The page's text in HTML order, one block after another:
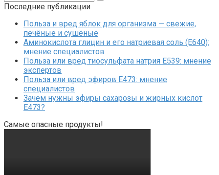
Последние публикации
Польза и вред яблок для организма — свежие,
печёные и сушёные
Аминокислота глицин и его натриевая соль (Е640):
мнение специалистов
Польза или вред тиосульфата натрия Е539: мнение
экспертов
Польза или вред эфиров Е473: мнение
специалистов
Зачем нужны эфиры сахарозы и жирных кислот
Е473?
Самые опасные продукты!